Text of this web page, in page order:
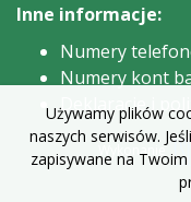
Inne informacje:
Numery
Numery kont
Deklaracje i
Wykonanie
Używamy plików
naszych serwisów.
zapisywane na